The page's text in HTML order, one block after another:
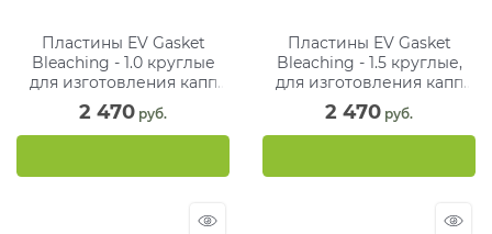
Пластины EV Gasket
Bleaching - 1.0 круглые
для изготовления капп
при отбеливании, 125 мм
(25 шт)
2 470 руб.
Пластины EV Gasket
Bleaching - 1.5 круглые,
для изготовления капп
при отбеливании, 125 мм
(15 шт)
2 470 руб.